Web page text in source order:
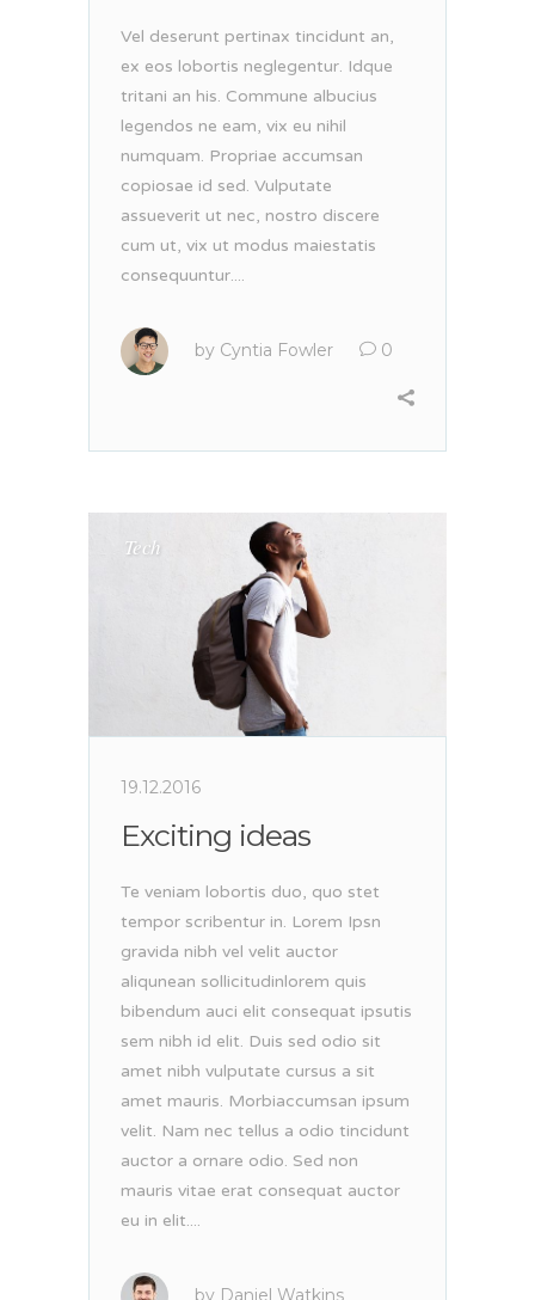
Vel deserunt pertinax tincidunt an,
ex eos lobortis neglegentur. Idque
tritani an his. Commune albucius
legendos ne eam, vix eu nihil
numquam. Propriae accumsan
copiosae id sed. Vulputate
assueverit ut nec, nostro discere
cum ut, vix ut modus maiestatis
consequuntur....
by Cyntia Fowler 0
Tech
19.12.2016
Exciting ideas
Te veniam lobortis duo, quo stet
tempor scribentur in. Lorem Ipsn
gravida nibh vel velit auctor
aliqunean sollicitudinlorem quis
bibendum auci elit consequat ipsutis
sem nibh id elit. Duis sed odio sit
amet nibh vulputate cursus a sit
amet mauris. Morbiaccumsan ipsum
velit. Nam nec tellus a odio tincidunt
auctor a ornare odio. Sed non
mauris vitae erat consequat auctor
eu in elit....
by Daniel Watkins